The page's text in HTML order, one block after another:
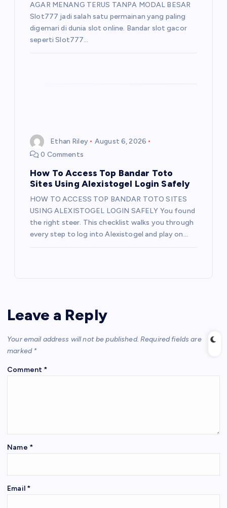
AGAR MENANG TERUS TANPA MODAL BESAR
Slot777 jadi salah satu permainan yang paling
digemari di dunia slot online. Bandar slot gacor
seperti Slot777…
Ethan Riley
August 6, 2026
0 Comments
How To Access Top Bandar Toto
Sites Using Alexistogel Login Safely
HOW TO ACCESS TOP BANDAR TOTO SITES
USING ALEXISTOGEL LOGIN SAFELY You found
the right steer. This checklist walks you through
every step to log into Alexistogel and play on…
Leave a Reply
Your email address will not be published. Required fields are
marked *
Comment *
Name *
Email *